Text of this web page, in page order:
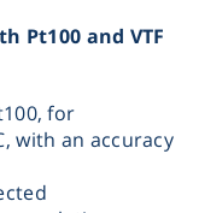
Pt100 and VTF
for
with an accuracy
Lab Essentials
Glassware